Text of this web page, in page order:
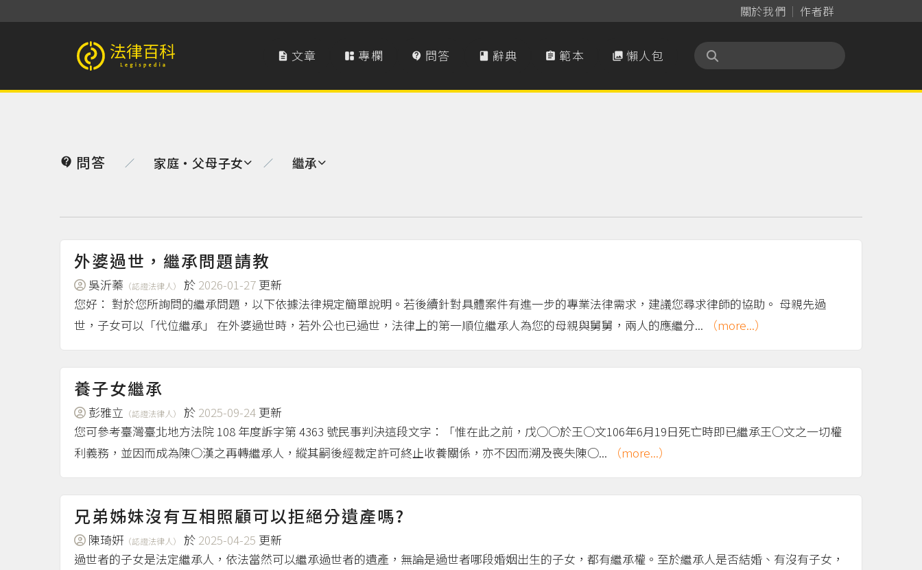
關於我們 作者群
法律百科 Legispedia  文章  專欄  問答  辭典  範本  懶人包
 問答 ／ 家庭‧父母子女 ／ 繼承
外婆過世，繼承問題請教
吳沂蓁 （認證法律人） 於 2026-01-27 更新
您好： 對於您所詢問的繼承問題，以下依據法律規定簡單說明。若後續針對具體案件有進一步的專業法律需求，建議您尋求律師的協助。 母親先過
世，子女可以「代位繼承」 在外婆過世時，若外公也已過世，法律上的第一順位繼承人為您的母親與舅舅，兩人的應繼分...
（more...）
養子女繼承
彭雅立 （認證法律人） 於 2025-09-24 更新
您可參考臺灣臺北地方法院 108 年度訴字第 4363 號民事判決這段文字：「惟在此之前，戊○○於王○文106年6月19日死亡時即已繼承王○文之一切權
利義務，並因而成為陳○漢之再轉繼承人，縱其嗣後經裁定許可終止收養關係，亦不因而溯及喪失陳○...
（more...）
兄弟姊妹沒有互相照顧可以拒絕分遺產嗎?
陳琦姸 （認證法律人） 於 2025-04-25 更新
過世者的子女是法定繼承人，依法當然可以繼承過世者的遺產，無論是過世者哪段婚姻出生的子女，都有繼承權。至於繼承人是否結婚、有沒有子女，